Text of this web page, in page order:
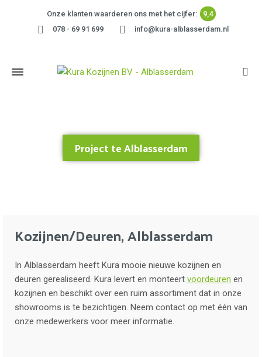
Onze klanten waarderen ons met het cijfer:
9,4
078 - 69 91 699
info@kura-alblasserdam.nl
Project te Alblasserdam
Kozijnen/Deuren, Alblasserdam
In Alblasserdam heeft Kura mooie nieuwe kozijnen en
deuren gerealiseerd. Kura levert en monteert voordeuren en
kozijnen en beschikt over een ruim assortiment dat in onze
showrooms is te bezichtigen. Neem contact op met één van
onze medewerkers voor meer informatie.